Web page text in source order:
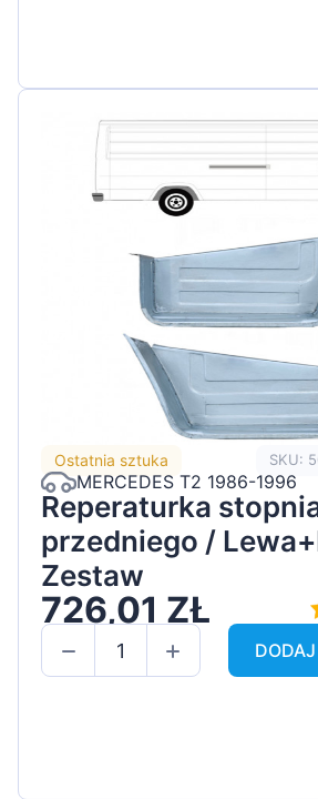
Ostatnia sztuka SKU:
MERCEDES T2 1986-1996
Reperaturka
przedniego /
Zestaw
726,01 ZŁ